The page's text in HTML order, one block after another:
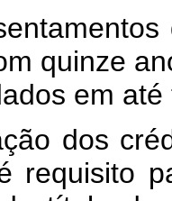
quinze
em
dos
requisito